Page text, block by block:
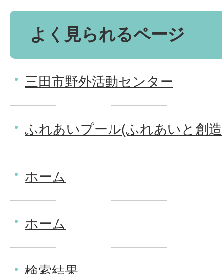
よく見られるページ
三田市野外活動センター
ふれあいプール(ふれあいと創
ホーム
ホーム